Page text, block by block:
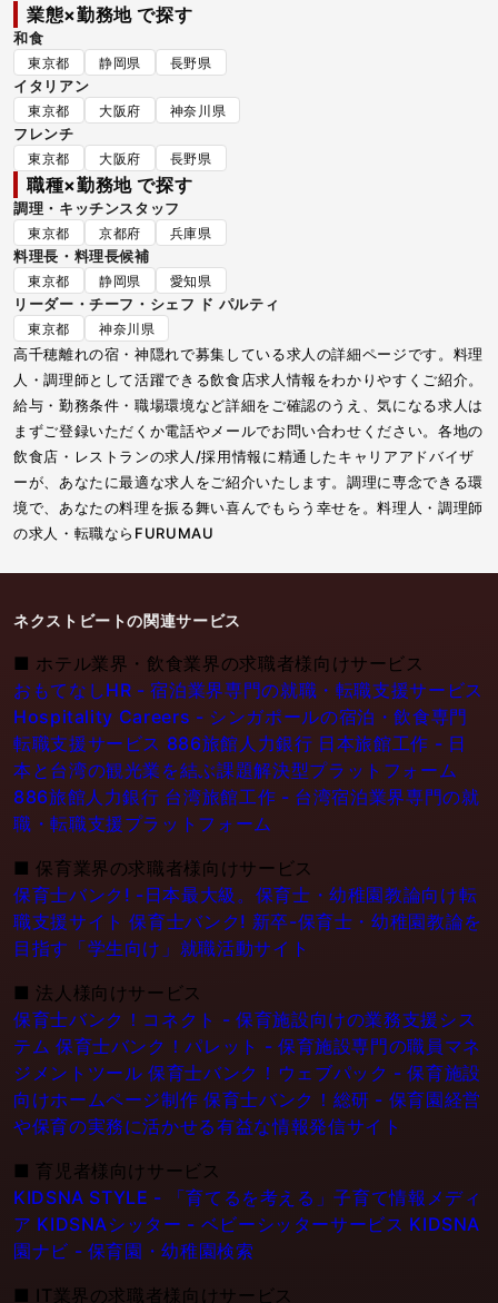
業態×勤務地 で探す
和食
東京都 静岡県 長野県
イタリアン
東京都 大阪府 神奈川県
フレンチ
東京都 大阪府 長野県
職種×勤務地 で探す
調理・キッチンスタッフ
東京都 京都府 兵庫県
料理長・料理長候補
東京都 静岡県 愛知県
リーダー・チーフ・シェフ ド パルティ
東京都 神奈川県
高千穂離れの宿・神隠れで募集している求人の詳細ページです。料理
人・調理師として活躍できる飲食店求人情報をわかりやすくご紹介。
給与・勤務条件・職場環境など詳細をご確認のうえ、気になる求人は
まずご登録いただくか電話やメールでお問い合わせください。各地の
飲食店・レストランの求人/採用情報に精通したキャリアアドバイザ
ーが、あなたに最適な求人をご紹介いたします。調理に専念できる環
境で、あなたの料理を振る舞い喜んでもらう幸せを。料理人・調理師
の求人・転職ならFURUMAU
ネクストビートの関連サービス
■ ホテル業界・飲食業界の求職者様向けサービス
おもてなしHR - 宿泊業界専門の就職・転職支援サービス
Hospitality Careers - シンガポールの宿泊・飲食専門
転職支援サービス 886旅館人力銀行 日本旅館工作 - 日
本と台湾の観光業を結ぶ課題解決型プラットフォーム
886旅館人力銀行 台湾旅館工作 - 台湾宿泊業界専門の就
職・転職支援プラットフォーム
■ 保育業界の求職者様向けサービス
保育士バンク! -日本最大級。保育士・幼稚園教論向け転
職支援サイト 保育士バンク! 新卒-保育士・幼稚園教論を
目指す「学生向け」就職活動サイト
■ 法人様向けサービス
保育士バンク！コネクト - 保育施設向けの業務支援シス
テム 保育士バンク！パレット - 保育施設専門の職員マネ
ジメントツール 保育士バンク！ウェブパック - 保育施設
向けホームページ制作 保育士バンク！総研 - 保育園経営
や保育の実務に活かせる有益な情報発信サイト
■ 育児者様向けサービス
KIDSNA STYLE - 「育てるを考える」子育て情報メディ
ア KIDSNAシッター - ベビーシッターサービス KIDSNA
園ナビ - 保育園・幼稚園検索
■ IT業界の求職者様向けサービス